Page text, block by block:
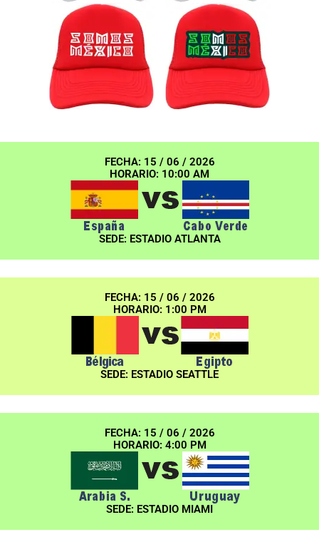
FECHA: 15 / 06 / 2026
HORARIO: 10:00 AM
SEDE: ESTADIO ATLANTA
FECHA: 15 / 06 / 2026
HORARIO: 1:00 PM
SEDE: ESTADIO SEATTLE
FECHA: 15 / 06 / 2026
HORARIO: 4:00 PM
SEDE: ESTADIO MIAMI